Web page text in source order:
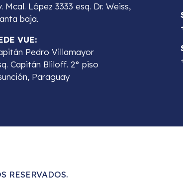
Mcal. López 3333 esq. Dr. Weiss,
baja.
VUE:
Pedro Villamayor
Capitán Bliloff. 2° piso
Paraguay
RESERVADOS.